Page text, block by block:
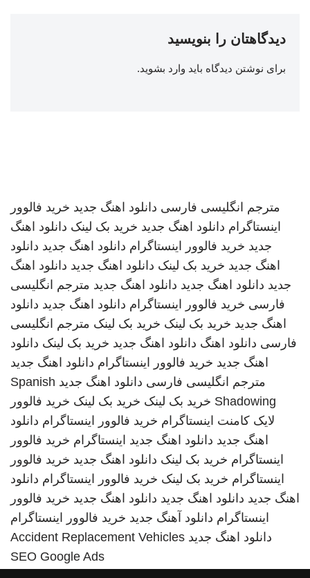
دیدگاهتان را بنویسید
برای نوشتن دیدگاه باید وارد بشوید.
مترجم انگلیسی فارسی دانلود اهنگ جدید خرید فالوور
اینستاگرام دانلود اهنگ جدید خرید بک لینک دانلود اهنگ
جدید خرید فالوور اینستاگرام دانلود اهنگ جدید دانلود
اهنگ جدید خرید بک لینک دانلود اهنگ جدید دانلود اهنگ
جدید دانلود اهنگ جدید دانلود اهنگ جدید مترجم انگلیسی
فارسی خرید فالوور اینستاگرام دانلود اهنگ جدید دانلود
اهنگ جدید خرید بک لینک خرید بک لینک مترجم انگلیسی
فارسی دانلود اهنگ دانلود اهنگ جدید خرید بک لینک دانلود
اهنگ جدید خرید فالوور اینستاگرام دانلود اهنگ جدید
مترجم انگلیسی فارسی دانلود اهنگ جدید Spanish
Shadowing خرید بک لینک خرید بک لینک خرید فالوور
لایک کامنت اینستاگرام خرید فالوور اینستاگرام دانلود
اهنگ جدید دانلود اهنگ جدید اینستاگرام خرید فالوور
اینستاگرام خرید بک لینک دانلود اهنگ جدید خرید فالوور
اینستاگرام خرید بک لینک خرید فالوور اینستاگرام دانلود
اهنگ جدید دانلود اهنگ جدید دانلود اهنگ جدید خرید فالوور
اینستاگرام دانلود آهنگ جدید خرید فالوور اینستاگرام
دانلود اهنگ جدید Accident Replacement Vehicles
SEO Google Ads